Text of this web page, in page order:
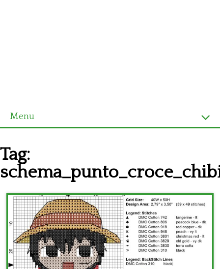
Menu
Ultimi schemi
Alfabeto
Bambini
Disney
Thun
Tag: